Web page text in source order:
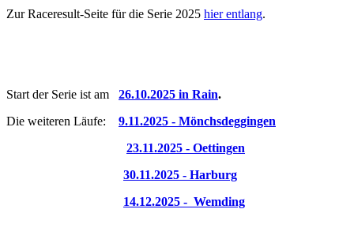
Zur Raceresult-Seite für die Serie 2025 hier entlang.
Start der Serie ist am 26.10.2025 in Rain.
Die weiteren Läufe:
9.11.2025 - Mönchsdeggingen
23.11.2025 - Oettingen
30.11.2025 - Harburg
14.12.2025 - Wemding